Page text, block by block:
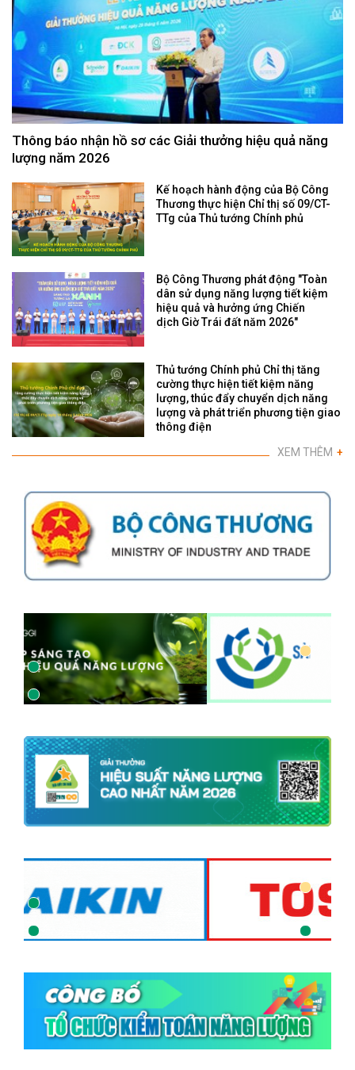
Thông báo nhận hồ sơ các Giải thưởng hiệu quả năng
lượng năm 2026
Kế hoạch hành động của Bộ Công
Thương thực hiện Chỉ thị số 09/CT-
TTg của Thủ tướng Chính phủ
Bộ Công Thương phát động "Toàn
dân sử dụng năng lượng tiết kiệm
hiệu quả và hưởng ứng Chiến
dịch Giờ Trái đất năm 2026"
Thủ tướng Chính phủ Chỉ thị tăng
cường thực hiện tiết kiệm năng
lượng, thúc đẩy chuyển dịch năng
lượng và phát triển phương tiện giao
thông điện
XEM THÊM +